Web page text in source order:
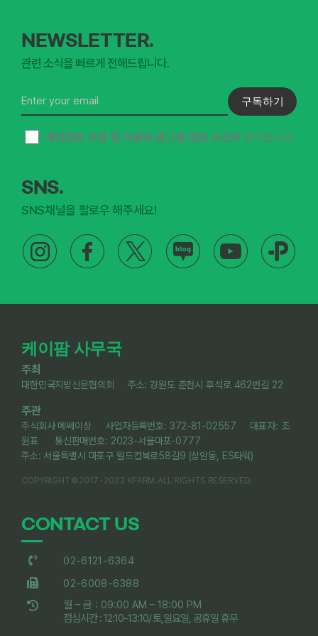
NEWSLETTER.
관련 소식을 빠르게 전해드립니다.
구독하기
개인정보 수집 및 이용과 광고성 정보 수신에 동의합니다.
SNS.
SNS채널을 팔로우 해주세요!
케이팜 사무국
주최
대한민국지방신문협의회 주소: 강원도 춘천시 후석로 462번길 22
주관
주식회사 메쎄이상 사업자등록번호: 372-81-02557 대표자: 조
원표 통신판매번호: 2023-서울마포-0777
주소: 서울특별시 마포구 월드컵북로58길9 (상암동, ES타워)
COPYRIGHT©2017-2023 KFARM.ALL RIGHTS RESERVED.
CONTACT US
02-6121-6364
02-6008-6388
월 – 금 : 09:00 AM – 18:00 PM
점심시간 : 12:10-13:10/ 토,일요일, 공휴일 휴무